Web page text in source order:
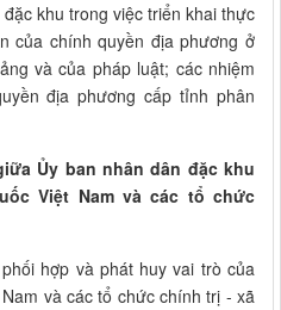
khu trong việc triển khai thực
của chính quyền địa phương ở
và của pháp luật; các nhiệm
địa phương cấp tỉnh phân
Ủy ban nhân dân đặc khu
Việt Nam và các tổ chức
hợp và phát huy vai trò của
và các tổ chức chính trị - xã